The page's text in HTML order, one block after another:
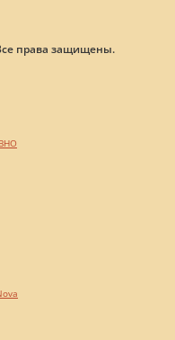
права защищены.